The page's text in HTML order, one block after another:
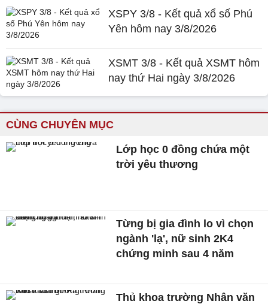
XSPY 3/8 - Kết quả xổ số Phú
Yên hôm nay 3/8/2026
XSMT 3/8 - Kết quả XSMT hôm
nay thứ Hai ngày 3/8/2026
CÙNG CHUYÊN MỤC
Lớp học 0 đồng chứa một
trời yêu thương
Từng bị gia đình lo vì chọn
ngành 'lạ', nữ sinh 2K4
chứng minh sau 4 năm
Thủ khoa trường Nhân văn